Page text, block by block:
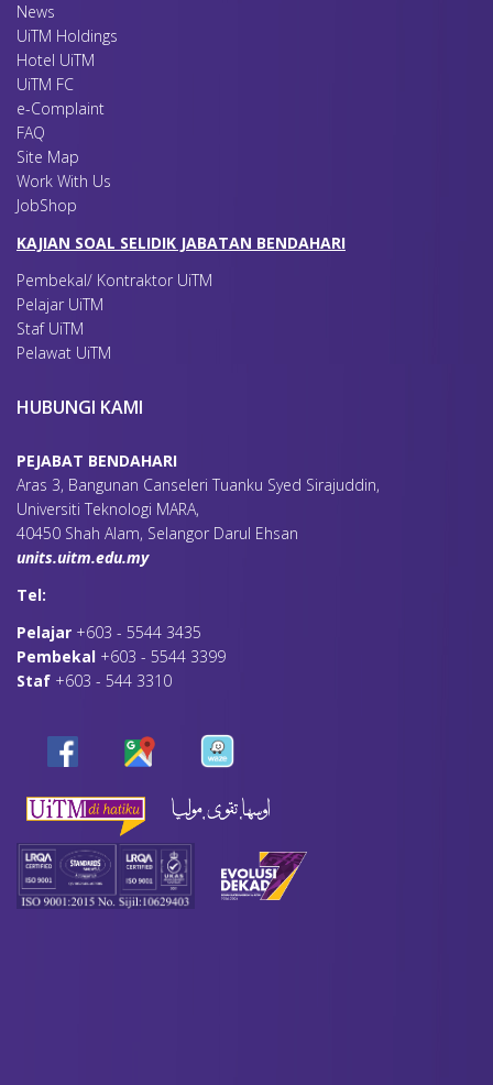
News
UiTM Holdings
Hotel UiTM
UiTM FC
e-Complaint
FAQ
Site Map
Work With Us
JobShop
KAJIAN SOAL SELIDIK JABATAN BENDAHARI
Pembekal/ Kontraktor UiTM
Pelajar UiTM
Staf UiTM
Pelawat UiTM
HUBUNGI KAMI
PEJABAT BENDAHARI
Aras 3, Bangunan Canseleri Tuanku Syed Sirajuddin,
Universiti Teknologi MARA,
40450 Shah Alam, Selangor Darul Ehsan
units.uitm.edu.my
Tel:
Pelajar +603 - 5544 3435
Pembekal +603 - 5544 3399
Staf +603 - 544 3310